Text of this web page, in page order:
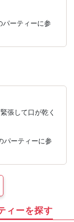
ーティーに参
張して口が乾く
パーティーに参
ィーを探す